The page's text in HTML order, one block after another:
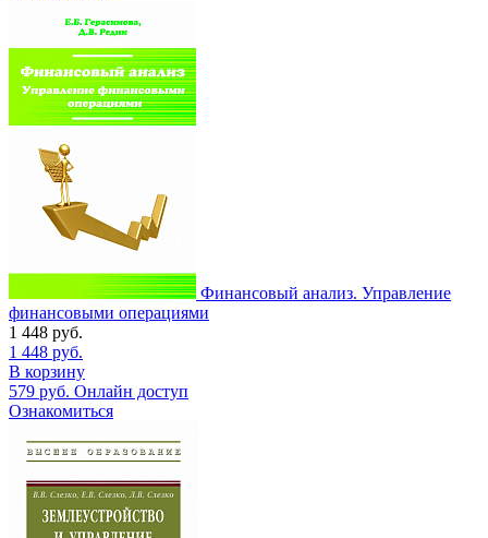
Финансовый анализ. Управление
финансовыми операциями
1 448 руб.
1 448 руб.
В корзину
579 руб. Онлайн доступ
Ознакомиться